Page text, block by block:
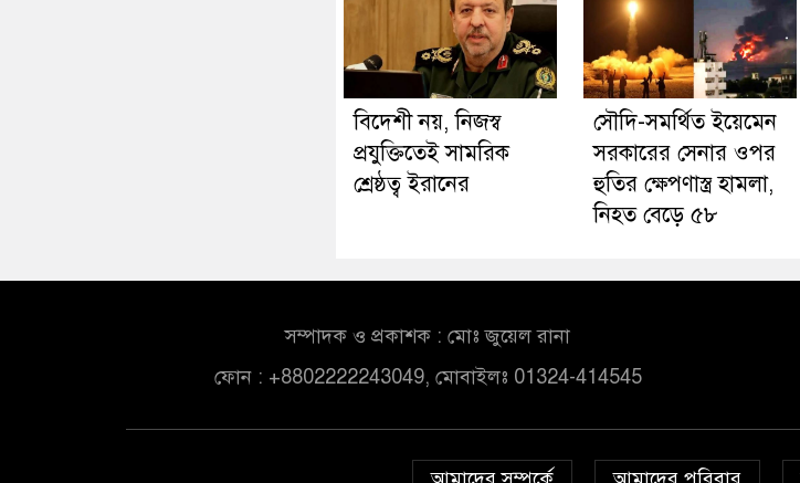
বিদেশী নয়, নিজস্ব
প্রযুক্তিতেই সামরিক
শ্রেষ্ঠত্ব ইরানের
সৌদি-সমর্থিত ইয়েমেন
সরকারের সেনার ওপর
হুতির ক্ষেপণাস্ত্র হামলা,
নিহত বেড়ে ৫৮
সম্পাদক ও প্রকাশক : মোঃ জুয়েল রানা
ফোন : +8802222243049, মোবাইলঃ 01324-414545